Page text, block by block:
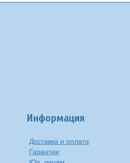
Информация
Доставка и оплата
Гарантии